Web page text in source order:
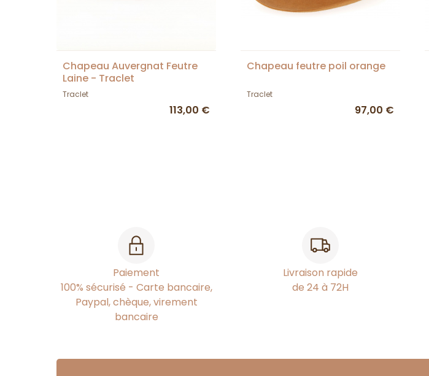
Chapeau Auvergnat Feutre
Laine - Traclet
Traclet
113,00 €
Chapeau feutre poil orange
Traclet
97,00 €
Paiement
100% sécurisé - Carte bancaire,
Paypal, chèque, virement
bancaire
Livraison rapide
de 24 à 72H